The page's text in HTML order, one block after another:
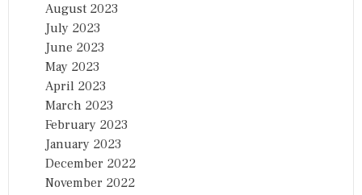
August 2023
July 2023
June 2023
May 2023
April 2023
March 2023
February 2023
January 2023
December 2022
November 2022